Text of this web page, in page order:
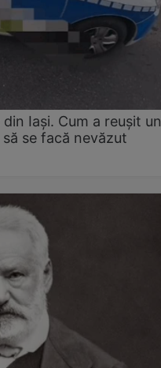
Iași. Cum a reușit un
se facă nevăzut